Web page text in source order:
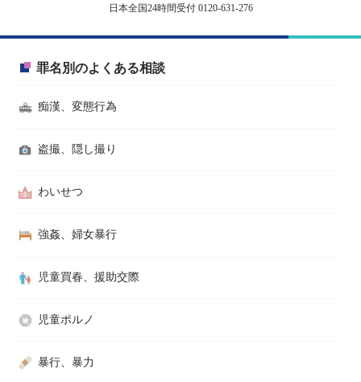
日本全国24時間受付 0120-631-276
罪名別のよくある相談
痴漢、変態行為
盗撮、隠し撮り
わいせつ
強姦、婦女暴行
児童買春、援助交際
児童ポルノ
暴行、暴力